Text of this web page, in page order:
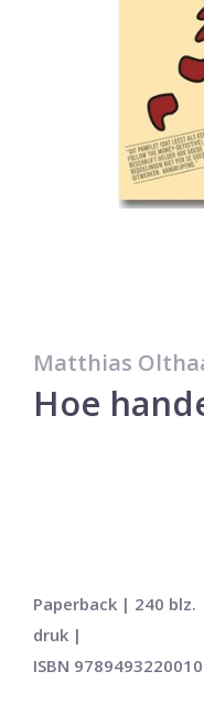
Matthias
Hoe
Paperback | 240
druk |
ISBN 9789493220010